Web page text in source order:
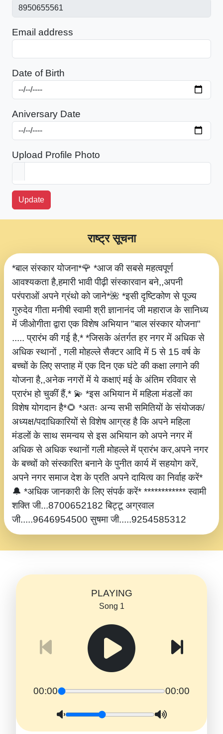
Email address
Date of Birth
Aniversary Date
Upload Profile Photo
Update
*बाल संस्कार योजना*🌹 *आज की सबसे महत्वपूर्ण
आवश्यकता है,हमारी भावी पीढ़ी संस्कारवान बने,,अपनी
परंपराओं अपने ग्रंथो को जाने*🌺 *इसी दृष्टिकोण से पूज्य
गुरुदेव गीता मनीषी स्वामी श्री ज्ञानानंद जी महाराज के सानिध्य
में जीओगीता द्वारा एक विशेष अभियान "बाल संस्कार योजना"
..... प्रारंभ की गई है,* *जिसके अंतर्गत हर नगर में अधिक से
अधिक स्थानों , गली मोहल्ले सैक्टर आदि में 5 से 15 वर्ष के
बच्चों के लिए सप्ताह में एक दिन एक घंटे की कक्षा लगाने की
योजना है,,अनेक नगरों में ये कक्षाएं मई के अंतिम रविवार से
प्रारंभ हो चुकीं हैं,* 💫 *इस अभियान में महिला मंडलों का
विशेष योगदान है*🌻 *अतः अन्य सभी समितियों के संयोजक/
अध्यक्ष/पदाधिकारियों से विशेष आग्रह है कि अपने महिला
मंडलों के साथ समन्वय से इस अभियान को अपने नगर में
अधिक से अधिक स्थानों गली मोहल्ले में प्रारंभ कर,अपने नगर
के बच्चों को संस्कारित बनाने के पुनीत कार्य में सहयोग करें,
अपने नगर समाज देश के प्रति अपने दायित्व का निर्वाह करें*
🔔 *अधिक जानकारी के लिए संपर्क करें* ************ स्वामी
शक्ति जी...8700652182 बिट्टू अग्रवाल
जी.....9646954500 सुषमा जी.....9254585312
राष्ट्र सूचना
PLAYING
Song 1
00:00 00:00